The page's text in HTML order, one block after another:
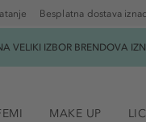
Besplatna dostava
VELIKI IZBOR BRENDOVA
MAKE UP